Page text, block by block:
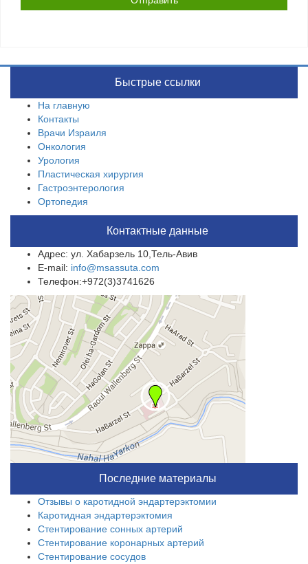
Быстрые ссылки
На главную
Контакты
Врачи Израиля
Онкология
Урология
Пластическая хирургия
Гастроэнтерология
Ортопедия
Контактные данные
Адрес: ул. Хабарзель 10,Тель-Авив
E-mail: info@msassuta.com
Телефон:+972(3)3741626
Последние материалы
Отзывы о каротидной эндартерэктомии
Каротидная эндартерэктомия
Стентирование сонных артерий
Стентирование коронарных артерий
Стентирование сосудов